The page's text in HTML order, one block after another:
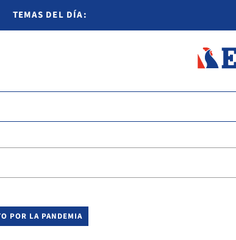
TEMAS DEL DÍA:
POR LA PANDEMIA